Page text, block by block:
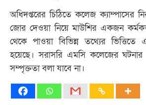
অধিদপ্তরের চিঠিতে কলেজ ক্যাম্পাসের
জোর দেওয়া নিয়ে মাউশির একজন
থেকে পাওয়া বিভিন্ন তথ্যের ভিত্তিতে
হয়েছে। সরাসরি এমসি কলেজের ঘটনার
সম্পৃক্ততা বলা যাবে না।